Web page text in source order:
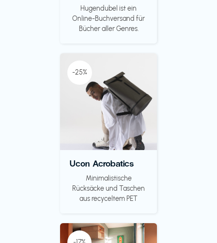
Hugendubel ist ein
Online-Buchversand für
Bücher aller Genres.
-25%
Ucon Acrobatics
Minimalistische
Rücksäcke und Taschen
aus recyceltem PET